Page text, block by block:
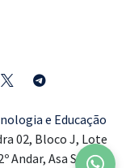
e Educação
02, Bloco J, Lote
Andar, Asa Sul,